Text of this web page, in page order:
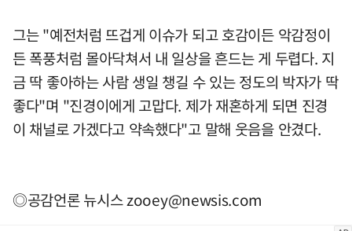
그는 "예전처럼 뜨겁게 이슈가 되고 호감이든 악감정이
든 폭풍처럼 몰아닥쳐서 내 일상을 흔드는 게 두렵다. 지
금 딱 좋아하는 사람 생일 챙길 수 있는 정도의 박자가 딱
좋다"며 "진경이에게 고맙다. 제가 재혼하게 되면 진경
이 채널로 가겠다고 약속했다"고 말해 웃음을 안겼다.
◎공감언론 뉴시스zooey@newsis.com